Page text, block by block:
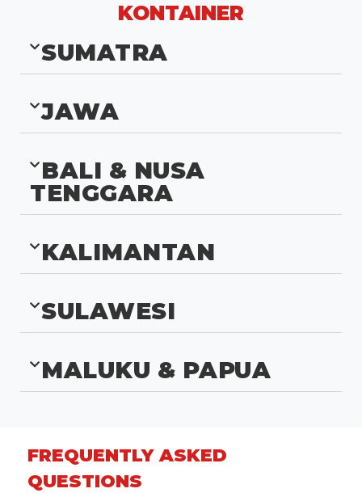
KONTAINER
SUMATRA
JAWA
BALI & NUSA
TENGGARA
KALIMANTAN
SULAWESI
MALUKU & PAPUA
FREQUENTLY ASKED
QUESTIONS